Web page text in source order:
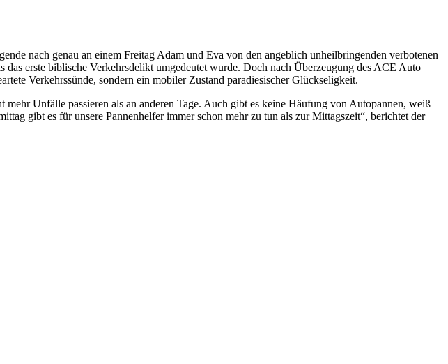
nach genau an einem Freitag Adam und Eva von den angeblich unheilbringenden verbotenen
erste biblische Verkehrsdelikt umgedeutet wurde. Doch nach Überzeugung des ACE Auto
Verkehrssünde, sondern ein mobiler Zustand paradiesischer Glückseligkeit.
Unfälle passieren als an anderen Tage. Auch gibt es keine Häufung von Autopannen, weiß
gibt es für unsere Pannenhelfer immer schon mehr zu tun als zur Mittagszeit“, berichtet der